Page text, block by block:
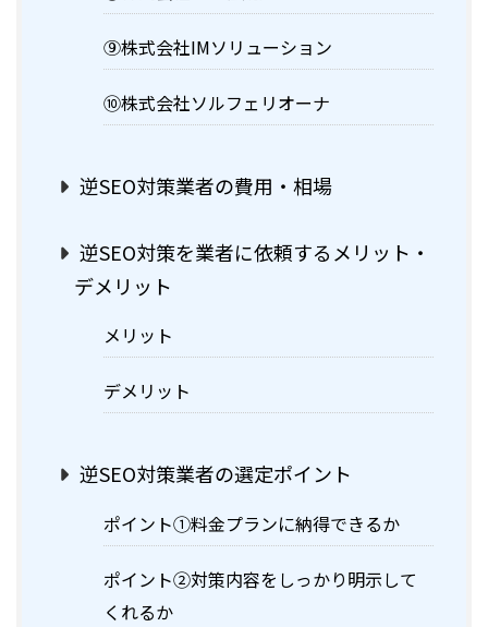
⑨株式会社IMソリューション
⑩株式会社ソルフェリオーナ
逆SEO対策業者の費用・相場
逆SEO対策を業者に依頼するメリット・
デメリット
メリット
デメリット
逆SEO対策業者の選定ポイント
ポイント①料金プランに納得できるか
ポイント②対策内容をしっかり明示して
くれるか